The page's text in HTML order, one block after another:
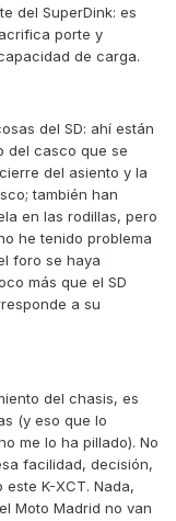
del SuperDink: es
porte y
de carga.
del SD: ahí están
del casco que se
del asiento y la
también han
en las rodillas, pero
he tenido problema
foro se haya
más que el SD
a su
del chasis, es
(y eso que lo
me lo ha pillado). No
facilidad, decisión,
K-XCT. Nada,
Moto Madrid no van